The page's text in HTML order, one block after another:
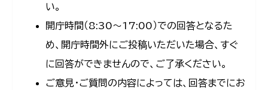
い。
開庁時間（8:30〜17:00）での回答となるた
め、開庁時間外にご投稿いただいた場合、すぐ
に回答ができませんので、ご了承ください。
ご意見・ご質問の内容によっては、回答までにお